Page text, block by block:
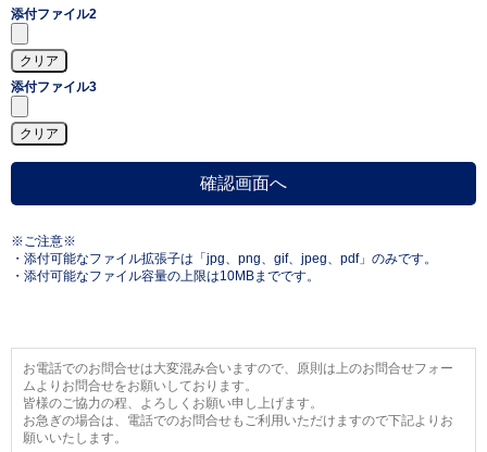
添付ファイル2
添付ファイル3
※ご注意※
・添付可能なファイル拡張子は「jpg、png、gif、jpeg、pdf」のみです。
・添付可能なファイル容量の上限は10MBまでです。
お電話でのお問合せは大変混み合いますので、原則は上のお問合せフォー
ムよりお問合せをお願いしております。
皆様のご協力の程、よろしくお願い申し上げます。
お急ぎの場合は、電話でのお問合せもご利用いただけますので下記よりお
願いいたします。